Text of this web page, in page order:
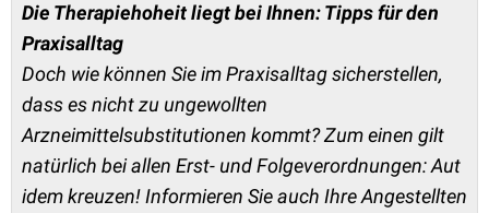
Die Therapiehoheit liegt bei Ihnen: Tipps für den
Praxisalltag
Doch wie können Sie im Praxisalltag sicherstellen,
dass es nicht zu ungewollten
Arzneimittelsubstitutionen kommt? Zum einen gilt
natürlich bei allen Erst- und Folgeverordnungen: Aut
idem kreuzen! Informieren Sie auch Ihre Angestellten